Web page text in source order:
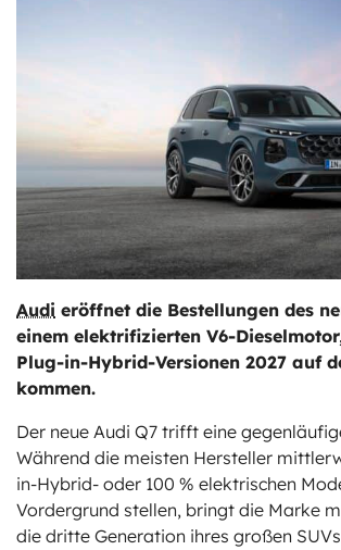
Audi eröffnet die Bestellungen des
einem elektrifizierten V6-
Plug-in-Hybrid-Versionen 2027 auf
kommen.
Der neue Audi Q7 trifft eine
Während die meisten Hersteller
in-Hybrid- oder 100 % elektrischen
Vordergrund stellen, bringt die Marke
die dritte Generation ihres großen